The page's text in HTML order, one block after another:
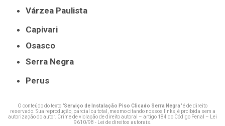
Várzea Paulista
Capivari
Osasco
Serra Negra
Perus
O conteúdo do texto "Serviço de Instalação Piso Clicado Serra Negra" é de direito
reservado. Sua reprodução, parcial ou total, mesmo citando nossos links, é proibida sem a
autorização do autor. Crime de violação de direito autoral – artigo 184 do Código Penal –
Lei
9610/98 - Lei de direitos autorais